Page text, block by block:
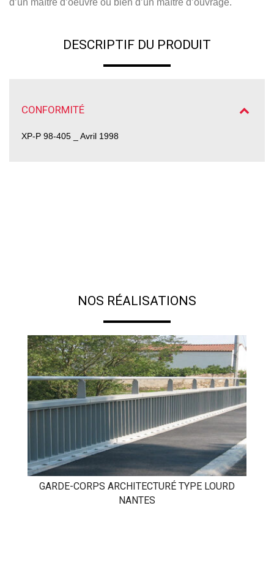
DESCRIPTIF DU PRODUIT
CONFORMITÉ
XP-P 98-405 _ Avril 1998
NOS RÉALISATIONS
GARDE-CORPS ARCHITECTURÉ TYPE LOURD
NANTES